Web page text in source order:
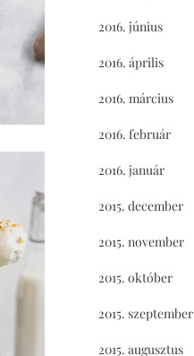
2016. június
2016. április
2016. március
2016. február
2016. január
2015. december
2015. november
2015. október
2015. szeptember
2015. augusztus